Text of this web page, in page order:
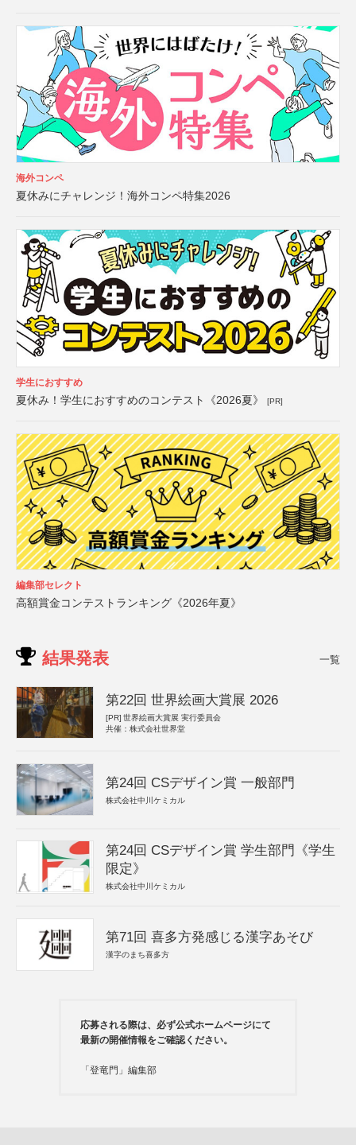
海外コンペ
夏休みにチャレンジ！海外コンペ特集2026
学生におすすめ
夏休み！学生におすすめのコンテスト《2026夏》 [PR]
編集部セレクト
高額賞金コンテストランキング《2026年夏》
結果発表 一覧
第22回 世界絵画大賞展 2026
[PR] 世界絵画大賞展 実行委員会
共催：株式会社世界堂
第24回 CSデザイン賞 一般部門
株式会社中川ケミカル
第24回 CSデザイン賞 学生部門《学生
限定》
株式会社中川ケミカル
第71回 喜多方発感じる漢字あそび
漢字のまち喜多方
応募される際は、必ず公式ホームページにて
最新の開催情報をご確認ください。
「登竜門」編集部